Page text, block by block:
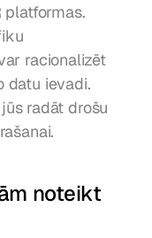
platformas.
racionalizēt
datu ievadi.
radāt drošu
noteikt